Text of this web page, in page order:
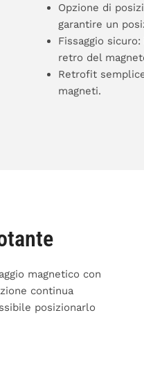
Opzione di
garantire un
Fissaggio
retro del
Retrofit
magneti.
magnetico con
continua
posizionarlo